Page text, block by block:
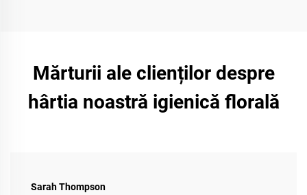
Mărturii ale clienților despre
hârtia noastră igienică florală
Sarah Thompson